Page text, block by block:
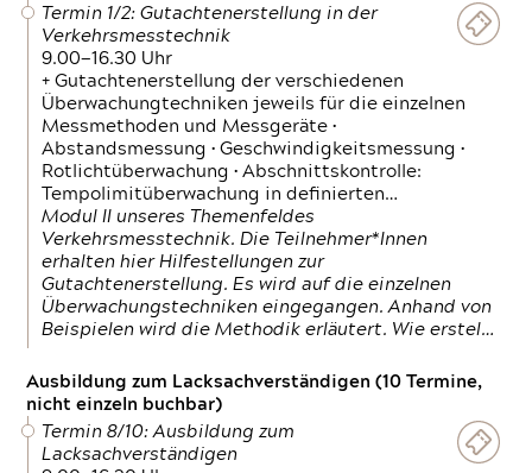
Termin 1/2: Gutachtenerstellung in der
Verkehrsmesstechnik
9.00—16.30 Uhr
+ Gutachtenerstellung der verschiedenen
Überwachungtechniken jeweils für die einzelnen
Messmethoden und Messgeräte •
Abstandsmessung • Geschwindigkeitsmessung •
Rotlichtüberwachung • Abschnittskontrolle:
Tempolimitüberwachung in definierten…
Modul II unseres Themenfeldes
Verkehrsmesstechnik. Die Teilnehmer*Innen
erhalten hier Hilfestellungen zur
Gutachtenerstellung. Es wird auf die einzelnen
Überwachungstechniken eingegangen. Anhand von
Beispielen wird die Methodik erläutert. Wie erstel…
Ausbildung zum Lacksachverständigen (10 Termine,
nicht einzeln buchbar)
Termin 8/10: Ausbildung zum
Lacksachverständigen